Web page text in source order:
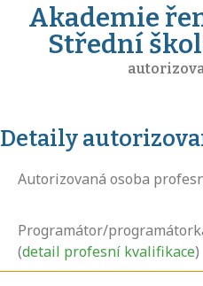
Akademie
Střední
Detaily
Autorizovaná osoba
Programátor/
(detail profesní kvalifikace)